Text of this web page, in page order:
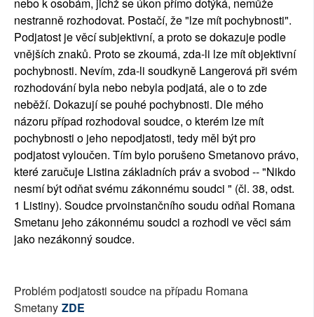
nebo k osobám, jichž se úkon přímo dotýká, nemůže
nestranně rozhodovat. Postačí, že "lze mít pochybnosti".
Podjatost je věcí subjektivní, a proto se dokazuje podle
vnějších znaků. Proto se zkoumá, zda-li lze mít objektivní
pochybnosti. Nevím, zda-li soudkyně Langerová při svém
rozhodování byla nebo nebyla podjatá, ale o to zde
neběží. Dokazují se pouhé pochybnosti. Dle mého
názoru případ rozhodoval soudce, o kterém lze mít
pochybnosti o jeho nepodjatosti, tedy měl být pro
podjatost vyloučen. Tím bylo porušeno Smetanovo právo,
které zaručuje Listina základních práv a svobod -- "Nikdo
nesmí být odňat svému zákonnému soudci " (čl. 38, odst.
1 Listiny). Soudce prvoinstančního soudu odňal Romana
Smetanu jeho zákonnému soudci a rozhodl ve věci sám
jako nezákonný soudce.
Problém podjatosti soudce na případu Romana
Smetany ZDE